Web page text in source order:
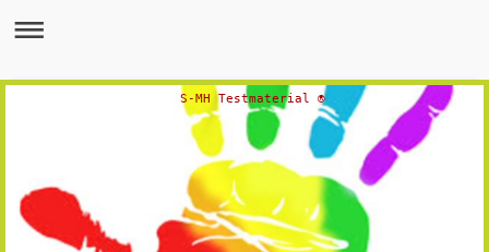
S-MH Testmaterial ®